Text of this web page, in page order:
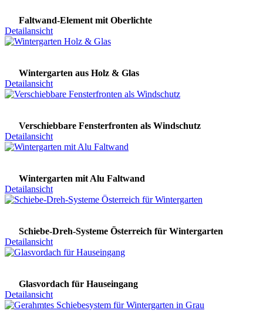
Faltwand-Element mit Oberlichte
Detailansicht
Wintergarten aus Holz & Glas
Detailansicht
Verschiebbare Fensterfronten als Windschutz
Detailansicht
Wintergarten mit Alu Faltwand
Detailansicht
Schiebe-Dreh-Systeme Österreich für Wintergarten
Detailansicht
Glasvordach für Hauseingang
Detailansicht